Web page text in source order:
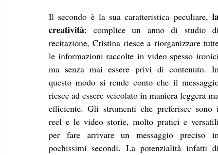
Il secondo è la sua caratteristica peculiare,
creatività: complice un anno di studio
recitazione, Cristina riesce a riorganizzare
le informazioni raccolte in video spesso
ma senza mai essere privi di contenuto.
questo modo si rende conto che il
riesce ad essere veicolato in maniera leggera
efficiente. Gli strumenti che preferisce sono
reel e le video storie, molto pratici e
per fare arrivare un messaggio preciso
pochissimi secondi. La potenzialità infatti